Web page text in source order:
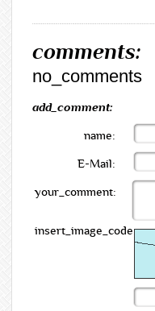
comments:
no_comments
add_comment:
name:
E-Mail:
your_comment:
insert_image_code: